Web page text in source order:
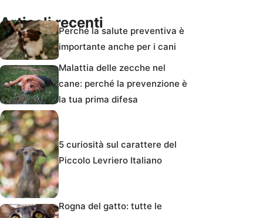
Articoli recentiPerché la salute preventiva è
importante anche per i cani
Malattia delle zecche nel
cane: perché la prevenzione è
la tua prima difesa
5 curiosità sul carattere del
Piccolo Levriero Italiano
Rogna del gatto: tutte le